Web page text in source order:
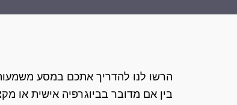
הרשו לנו להדריך אתכם במסע
בין אם מדובר בביוגרפיה אישית או